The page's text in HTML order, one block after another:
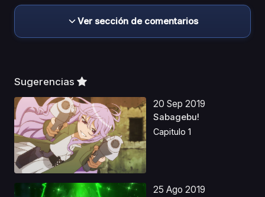
Ver sección de comentarios
Sugerencias
20 Sep 2019
Sabagebu!
Capitulo 1
25 Ago 2019